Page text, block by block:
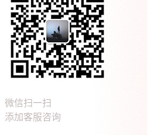
微信扫一扫
添加客服咨询